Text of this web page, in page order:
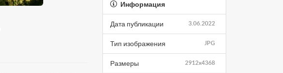
Информация
3.06.2022
Дата публикации
JPG
Тип изображения
2912x4368
Размеры